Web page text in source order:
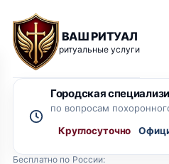
ВАШ РИТУАЛ
ритуальные услуги
Бесплатно по России:
Городская
по вопросам
Круглосуточно